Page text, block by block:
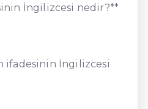
İngilizcesi nedir?**
ifadesinin İngilizcesi